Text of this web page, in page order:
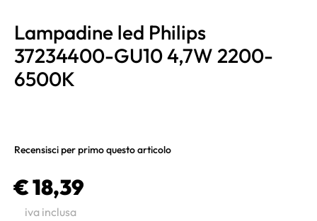
Lampadine led Philips
37234400-GU10 4,7W 2200-
6500K
Recensisci per primo questo articolo
€ 18,39
iva inclusa